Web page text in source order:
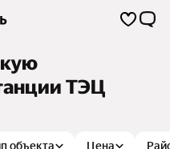
ТЭЦ
объекта Цена